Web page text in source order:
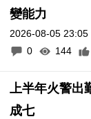
變能力
2026-08-05 23:05
0
144
上半年火警出
成七